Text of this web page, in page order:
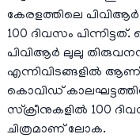
കേരളത്തിലെ
100 ദിവസം
പിവിആർ ലുലു
എന്നിവിടങ്ങളിൽ ആണ്
കൊവിഡ്
സ്‌ക്രീനുകളിൽ 100
ചിത്രമാണ് ലോക.